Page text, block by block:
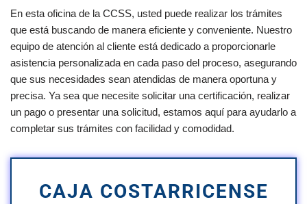
En esta oficina de la CCSS, usted puede realizar los trámites
que está buscando de manera eficiente y conveniente. Nuestro
equipo de atención al cliente está dedicado a proporcionarle
asistencia personalizada en cada paso del proceso, asegurando
que sus necesidades sean atendidas de manera oportuna y
precisa. Ya sea que necesite solicitar una certificación, realizar
un pago o presentar una solicitud, estamos aquí para ayudarlo a
completar sus trámites con facilidad y comodidad.
CAJA COSTARRICENSE